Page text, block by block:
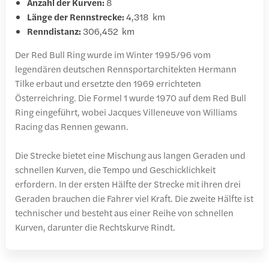
Länge der Rennstrecke:4,318 km
Renndistanz: 306,452 km
Der Red Bull Ring wurde im Winter 1995/96 vom
legendären deutschen Rennsportarchitekten Hermann
Tilke erbaut und ersetzte den 1969 errichteten
Österreichring. Die Formel 1 wurde 1970 auf dem Red Bull
Ring eingeführt, wobei Jacques Villeneuve von Williams
Racing das Rennen gewann.
Die Strecke bietet eine Mischung aus langen Geraden und
schnellen Kurven, die Tempo und Geschicklichkeit
erfordern. In der ersten Hälfte der Strecke mit ihren drei
Geraden brauchen die Fahrer viel Kraft. Die zweite Hälfte ist
technischer und besteht aus einer Reihe von schnellen
Kurven, darunter die Rechtskurve Rindt.